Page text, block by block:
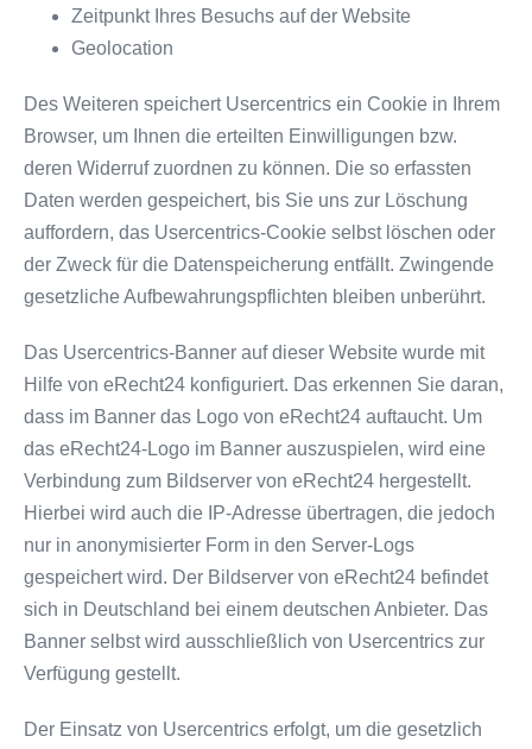
Zeitpunkt Ihres Besuchs auf der Website
Geolocation
Des Weiteren speichert Usercentrics ein Cookie in Ihrem
Browser, um Ihnen die erteilten Einwilligungen bzw.
deren Widerruf zuordnen zu können. Die so erfassten
Daten werden gespeichert, bis Sie uns zur Löschung
auffordern, das Usercentrics-Cookie selbst löschen oder
der Zweck für die Datenspeicherung entfällt. Zwingende
gesetzliche Aufbewahrungspflichten bleiben unberührt.
Das Usercentrics-Banner auf dieser Website wurde mit
Hilfe von eRecht24 konfiguriert. Das erkennen Sie daran,
dass im Banner das Logo von eRecht24 auftaucht. Um
das eRecht24-Logo im Banner auszuspielen, wird eine
Verbindung zum Bildserver von eRecht24 hergestellt.
Hierbei wird auch die IP-Adresse übertragen, die jedoch
nur in anonymisierter Form in den Server-Logs
gespeichert wird. Der Bildserver von eRecht24 befindet
sich in Deutschland bei einem deutschen Anbieter. Das
Banner selbst wird ausschließlich von Usercentrics zur
Verfügung gestellt.
Der Einsatz von Usercentrics erfolgt, um die gesetzlich